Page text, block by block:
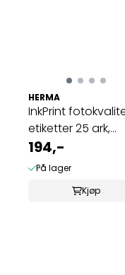
HERMA
InkPrint
etiketter 25 ark,
30.5x16.9 ...
194,-
På lager
Kjøp